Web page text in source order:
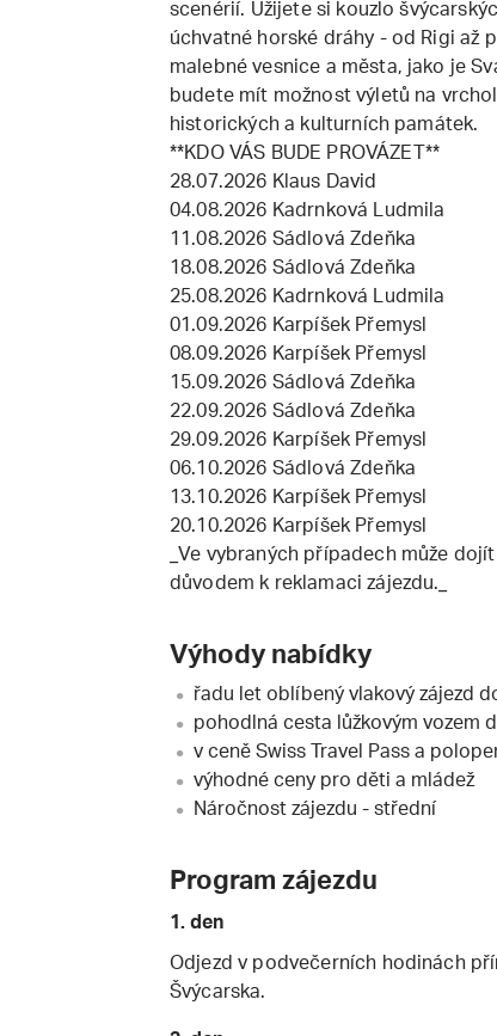
scenérií. Užijete si kouzlo
úchvatné horské dráhy - od Rigi až
malebné vesnice a města, jako je
budete mít možnost výletů na
historických a kulturních památek.
**KDO VÁS BUDE PROVÁZET**
28.07.2026 Klaus David
04.08.2026 Kadrnková Ludmila
11.08.2026 Sádlová Zdeňka
18.08.2026 Sádlová Zdeňka
25.08.2026 Kadrnková Ludmila
01.09.2026 Karpíšek Přemysl
08.09.2026 Karpíšek Přemysl
15.09.2026 Sádlová Zdeňka
22.09.2026 Sádlová Zdeňka
29.09.2026 Karpíšek Přemysl
06.10.2026 Sádlová Zdeňka
13.10.2026 Karpíšek Přemysl
20.10.2026 Karpíšek Přemysl
_Ve vybraných případech může
důvodem k reklamaci zájezdu._
Výhody nabídky
řadu let oblíbený vlakový zájezd
pohodlná cesta lůžkovým vozem
v ceně Swiss Travel Pass a
výhodné ceny pro děti a mládež
Náročnost zájezdu - střední
Program zájezdu
1. den
Odjezd v podvečerních hodinách
Švýcarska.